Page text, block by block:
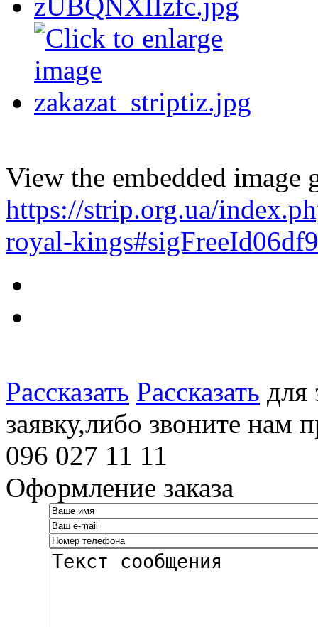
View the embedded image
https://strip.org.ua/
royal-
Рассказать Рассказать для
заявку,либо звоните нам
096 027 11 11
Оформление заказа